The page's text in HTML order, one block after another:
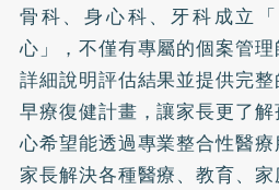
骨科、身心科、牙科成立
心」，不僅有專屬的個案管
詳細說明評估結果並提供完
早療復健計畫，讓家長更了
心希望能透過專業整合性醫
家長解決各種醫療、教育、